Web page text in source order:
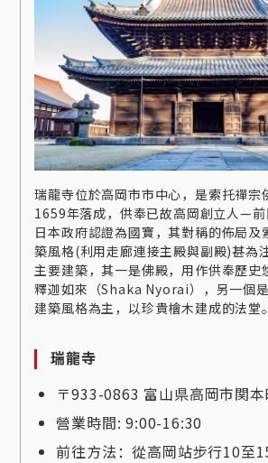
瑞龍寺位於高岡市市中心，是索托禪宗
1659年落成，供奉已故高岡創立人—
日本政府認證為國寶，其對稱的佈局及
築風格(利用走廊連接主殿與副殿)甚為
主要建築，其一是佛殿，用作供奉歷
釋迦如來（Shaka Nyorai），另一個
建築風格為主，以珍貴檜木建成的法堂。
瑞龍寺
〒933-0863 富山県高岡市関
營業時間: 9:00-16:30
前往方法：從高岡站步行10至